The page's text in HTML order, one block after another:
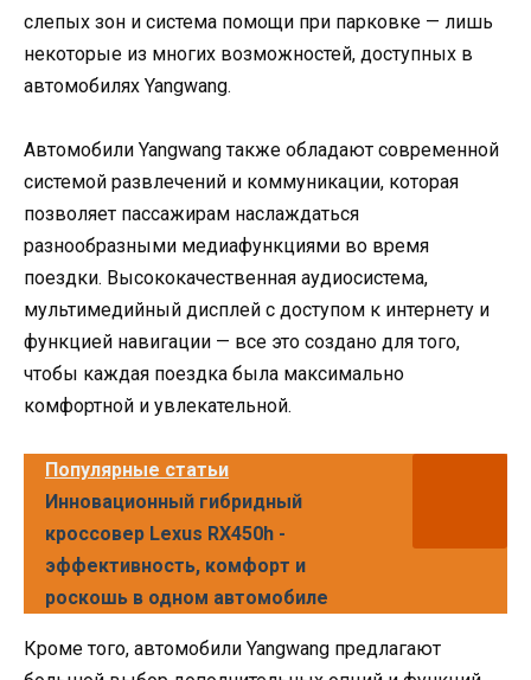
слепых зон и система помощи при парковке — лишь
некоторые из многих возможностей, доступных в
автомобилях Yangwang.
Автомобили Yangwang также обладают современной
системой развлечений и коммуникации, которая
позволяет пассажирам наслаждаться
разнообразными медиафункциями во время
поездки. Высококачественная аудиосистема,
мультимедийный дисплей с доступом к интернету и
функцией навигации — все это создано для того,
чтобы каждая поездка была максимально
комфортной и увлекательной.
Популярные статьи
Инновационный гибридный
кроссовер Lexus RX450h -
эффективность, комфорт и
роскошь в одном автомобиле
Кроме того, автомобили Yangwang предлагают